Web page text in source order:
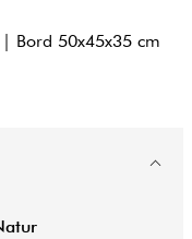
Bord 50x45x35 cm